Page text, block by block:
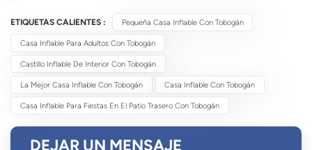
ETIQUETAS CALIENTES : Pequeña Casa Inflable Con Tobogán
Casa Inflable Para Adultos Con Tobogán
Castillo Inflable De Interior Con Tobogán
La Mejor Casa Inflable Con Tobogán Casa Inflable Con Tobogán
Casa Inflable Para Fiestas En El Patio Trasero Con Tobogán
DEJAR UN MENSAJE